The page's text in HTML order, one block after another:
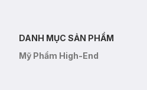
DANH MỤC SẢN PHẨM
Mỹ Phẩm High-End